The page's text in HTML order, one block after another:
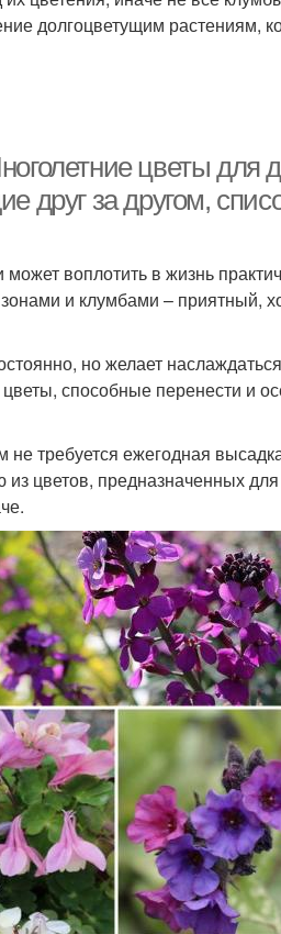
долгоцветущим растениям,
цветы для
друг за другом,
воплотить в жизнь
и клумбами – приятный,
но желает
способные перенести и
не требуется ежегодная
цветов, предназначенных